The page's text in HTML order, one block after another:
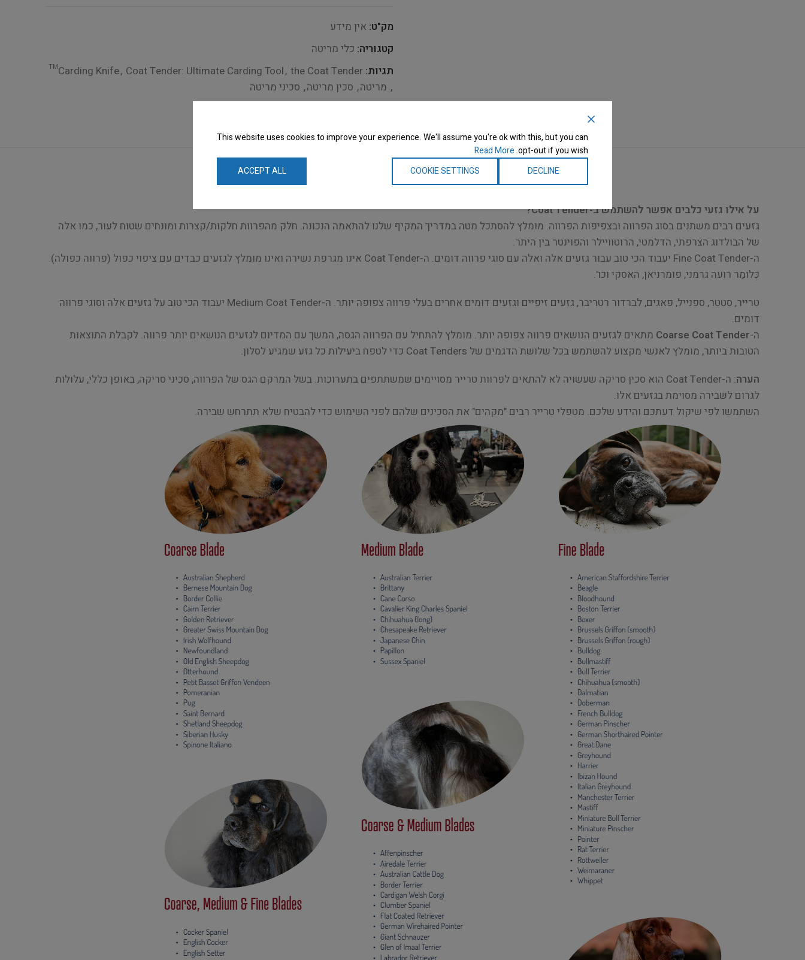
מק"ט: אין מידע
קטגוריה: כלי מריטה
תגיות:
Carding Knife, Coat Tender: Ultimate Carding Tool, the Coat Tender™
, מריטה, סכין מריטה, סכיני מריטה
תיאור
על אילו גזעי כלבים אפשר להשתמש ב-Coat Tender?
גזעים רבים משתנים בסוג הפרווה ובצפיפות הפרווה. מומלץ להסתכל מטה במדריך המקיף שלנו להתאמה הנכונה. חלק מהפרוות חלקות/קצרות ומונחים שטוח לעור, כמו אלה
של הבולדוג הצרפתי, הדלמטי, הרוטוויילר והפוינטר בין היתר.
ה-Fine Coat Tender יעבוד הכי טוב עבור גזעים אלה ואלה עם סוגי פרווה דומים. ה-Coat Tender אינו מגרפת נשירה ואינו מומלץ לגזעים כבדים עם ציפוי כפול (פרווה כפולה).
כְּלוֹמַר רועה גרמני, פומרניאן, האסקי וכו'.
טרייר, סטטר, ספנייל, פאגים, לברדור רטריבר, גזעים זיפיים וגזעים דומים אחרים בעלי פרווה צפופה יותר. ה-Medium Coat Tender יעבוד הכי טוב על גזעים אלה וסוגי פרווה
דומים.
ה-Coarse Coat Tender מתאים לגזעים הנושאים פרווה צפופה יותר. מומלץ להתחיל עם הפרווה הגסה, המשך עם המדיום לגזעים הנושאים יותר פרווה. לקבלת התוצאות
הטובות ביותר, מומלץ לאנשי מקצוע להשתמש בכל שלושת הדגמים של Coat Tenders כדי לטפח ביעילות כל גזע שמגיע לסלון.
הערה
: ה-Coat Tender הוא סכין סריקה שעשויה לא להתאים לפרוות טרייר מסויימים שמשתתפים בתערוכות. בשל המרקם הגס של הפרווה, סכיני סריקה, באופן כללי, עלולות
לגרום לשבירה מסוימת בגזעים אלו.
השתמשו לפי שיקול דעתכם והידע שלכם. מטפלי טרייר רבים "מקהים" את הסכינים שלהם לפני השימוש כדי להבטיח שלא תתרחש שבירה.
This website uses cookies to improve your experience. We'll assume you're ok with this, but you can
opt-out if you wish.
Read More
DECLINE
COOKIE SETTINGS
ACCEPT ALL